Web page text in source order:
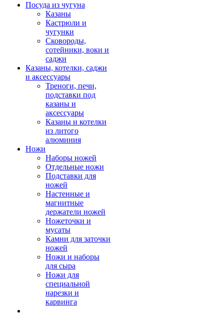
Посуда из чугуна
Казаны
Кастрюли и
чугунки
Сковороды,
сотейники, воки и
саджи
Казаны, котелки, саджи
и аксессуары
Треноги, печи,
подставки под
казаны и
аксессуары
Казаны и котелки
из литого
алюминия
Ножи
Наборы ножей
Отдельные ножи
Подставки для
ножей
Настенные и
магнитные
держатели ножей
Ножеточки и
мусаты
Камни для заточки
ножей
Ножи и наборы
для сыра
Ножи для
специальной
нарезки и
карвинга